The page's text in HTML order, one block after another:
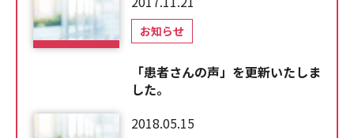
お知らせ
「患者さんの声」を更新いたしま
した。
2018.05.15